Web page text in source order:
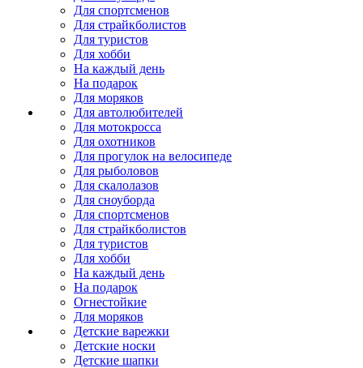
Для спортсменов
Для страйкболистов
Для туристов
Для хобби
На каждый день
На подарок
Для моряков
Для автолюбителей
Для мотокросса
Для охотников
Для прогулок на велосипеде
Для рыболовов
Для скалолазов
Для сноуборда
Для спортсменов
Для страйкболистов
Для туристов
Для хобби
На каждый день
На подарок
Огнестойкие
Для моряков
Детские варежки
Детские носки
Детские шапки